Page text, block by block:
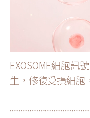
EXOSOME細胞訊
生，修復受損細胞